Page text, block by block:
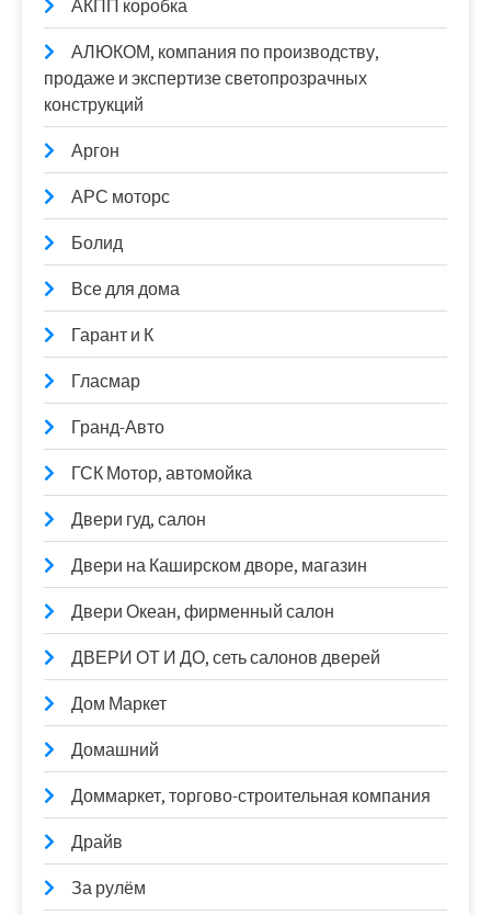
АКПП коробка
АЛЮКОМ, компания по производству,
продаже и экспертизе светопрозрачных
конструкций
Аргон
АРС моторс
Болид
Все для дома
Гарант и К
Гласмар
Гранд-Авто
ГСК Мотор, автомойка
Двери гуд, салон
Двери на Каширском дворе, магазин
Двери Океан, фирменный салон
ДВЕРИ ОТ И ДО, сеть салонов дверей
Дом Маркет
Домашний
Доммаркет, торгово-строительная компания
Драйв
За рулём